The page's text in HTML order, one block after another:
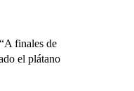
finales de
el plátano